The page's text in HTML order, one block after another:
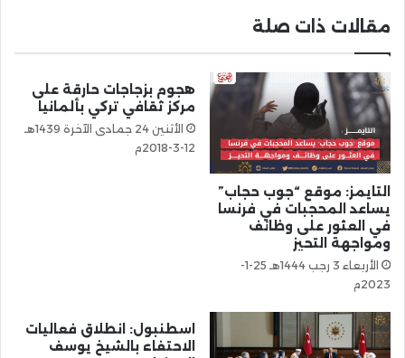
مقالات ذات صلة
التايمز: موقع “جوب حجاب”
يساعد المحجبات في فرنسا
في العثور على وظائف
ومواجهة التحيز
الأربعاء 3 رجب 1444هـ 25-1-
2023م
هجوم بزجاجات حارقة على
مركز ثقافي تركي بألمانيا
الأثنين 24 جمادى الآخرة 1439هـ
12-3-2018م
اسطنبول: انطلاق فعاليات
الاحتفاء بالشيخ يوسف